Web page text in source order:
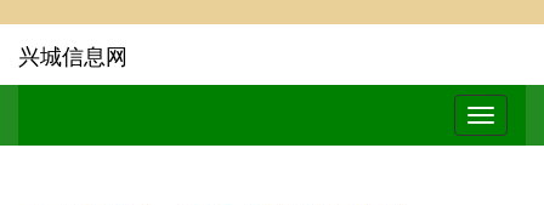
兴城信息网